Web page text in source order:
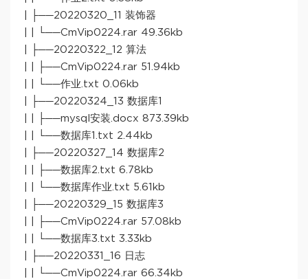
| ├──20220320_11 装饰器
| | └──CmVip0224.rar 49.36kb
| ├──20220322_12 算法
| | ├──CmVip0224.rar 51.94kb
| | └──作业.txt 0.06kb
| ├──20220324_13 数据库1
| | ├──mysql安装.docx 873.39kb
| | └──数据库1.txt 2.44kb
| ├──20220327_14 数据库2
| | ├──数据库2.txt 6.78kb
| | └──数据库作业.txt 5.61kb
| ├──20220329_15 数据库3
| | ├──CmVip0224.rar 57.08kb
| | └──数据库3.txt 3.33kb
| ├──20220331_16 日志
| | └──CmVip0224.rar 66.34kb